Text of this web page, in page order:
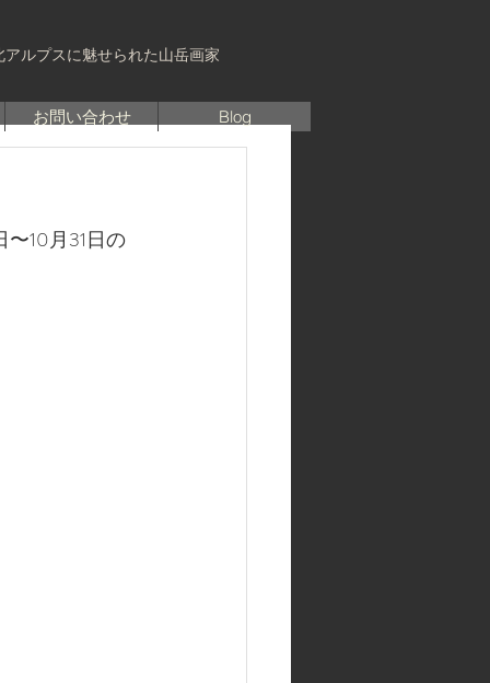
ルプスに魅せられた山岳画家
お問い合わせ Blog
10月31日の